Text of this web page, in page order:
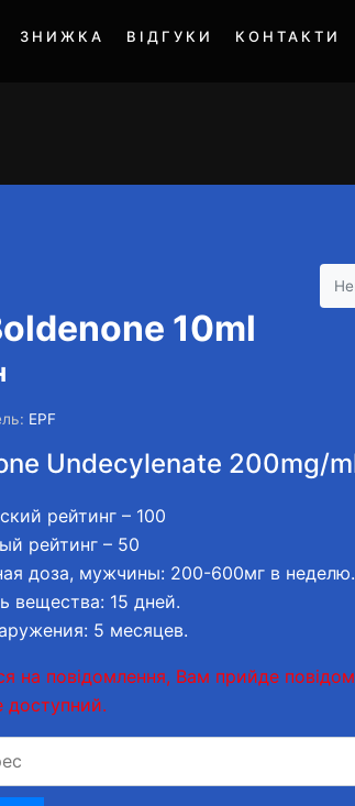
ЗНИЖКА ВІДГУКИ КОНТАКТИ
10ml
EPF
Undecylenate 200mg/
рейтинг – 100
рейтинг – 50
доза, мужчины: 200-600мг в неделю.
вещества: 15 дней.
5 месяцев.
на повідомлення, Вам прийде
доступний.